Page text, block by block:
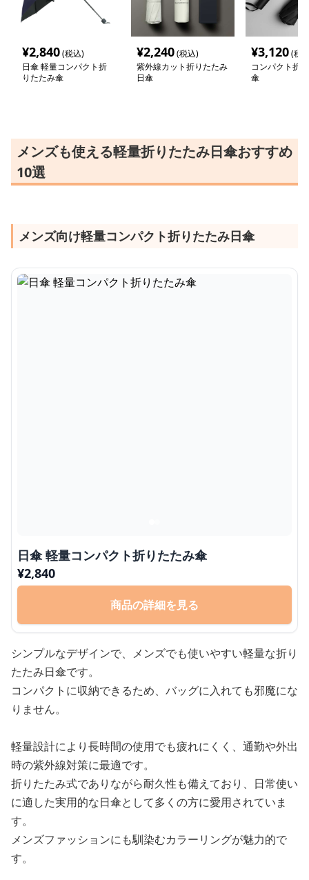
¥2,840(税込)
日傘 軽量コンパクト折
りたたみ傘
¥2,240(税込)
紫外線カット折りたたみ
日傘
¥3,120(税
コンパクト折
傘
メンズも使える軽量折りたたみ日傘おすすめ
10選
メンズ向け軽量コンパクト折りたたみ日傘
日傘 軽量コンパクト折りたたみ傘
¥2,840
商品の詳細を見る
シンプルなデザインで、メンズでも使いやすい軽量な折り
たたみ日傘です。
コンパクトに収納できるため、バッグに入れても邪魔にな
りません。
軽量設計により長時間の使用でも疲れにくく、通勤や外出
時の紫外線対策に最適です。
折りたたみ式でありながら耐久性も備えており、日常使い
に適した実用的な日傘として多くの方に愛用されていま
す。
メンズファッションにも馴染むカラーリングが魅力的で
す。